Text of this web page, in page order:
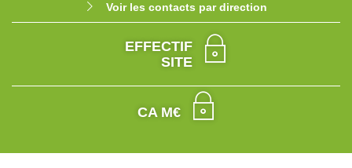
Voir les contacts par direction
EFFECTIF
SITE
CA M€